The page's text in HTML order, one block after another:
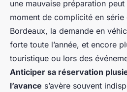
une mauvaise préparation
moment de complicité en
Bordeaux, la demande en
forte toute l’année, et encore
touristique ou lors des
Anticiper sa réservation
l’avance s’avère souvent